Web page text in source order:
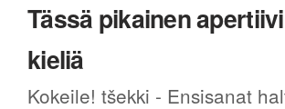
Tässä pikainen
kieliä
Kokeile! tšekki - Ensisanat